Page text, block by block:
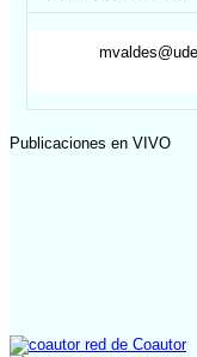
Publicaciones en VIVO
red de Coautor